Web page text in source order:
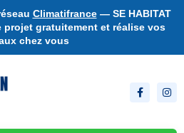
Climatifrance— SE HABITAT
gratuitement et réalise vos
chez vous